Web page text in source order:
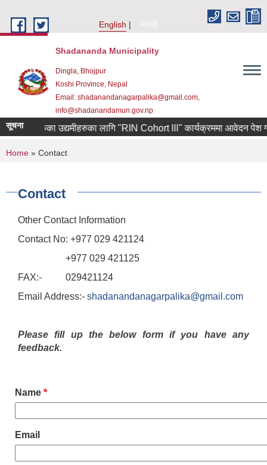
English
नेपाली
Shadananda Municipality
Dingla, Bhojpur
Koshi Province, Nepal
Email: shadanandanagarpalika@gmail.com,
info@shadanandamun.gov.np
सूचना फर्केका उद्यमीहरुका लागि "RIN Cohort lll" कार्यक्रममा आवेदन पेश
You are here
Home » Contact
Contact
Other Contact Information
Contact No: +977 029 421124
+977 029 421125
FAX:- 029421124
Email Address:- shadanandanagarpalika@gmail.com
Please fill up the below form if you have any
feedback.
Name *
Email